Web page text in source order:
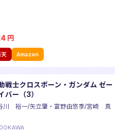
円
天 Amazon
戦士クロスボーン・ガンダム ゼー
バー（3）
川 裕一/矢立肇・富野由悠季/宮崎 真